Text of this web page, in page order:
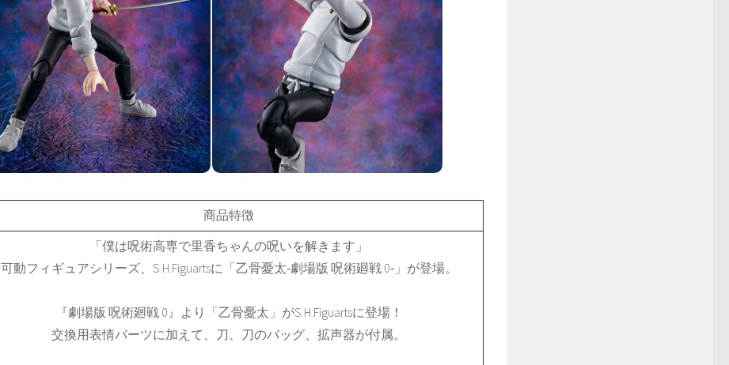
商品特徴
「僕は呪術高専で里香ちゃんの呪いを解きます」
可動フィギュアシリーズ、S.H.Figuartsに「乙骨憂太‐劇場版 呪術廻戦 0‐」が登場。
『劇場版 呪術廻戦 0』より「乙骨憂太」がS.H.Figuartsに登場！
交換用表情パーツに加えて、刀、刀のバッグ、拡声器が付属。